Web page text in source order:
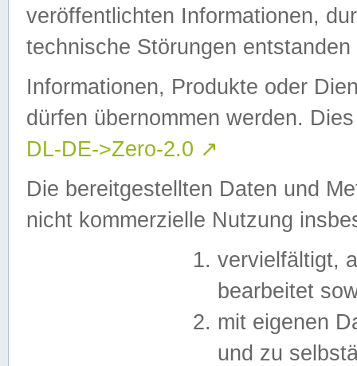
veröffentlichten Informationen,
technische Störungen
Informationen, Produkte oder
dürfen übernommen werden.
DL-DE->Zero-2.0 ↗
Die bereitgestellten Daten und
nicht kommerzielle Nutzung
vervielfältigt,
bearbeitet
mit eigenen
und zu